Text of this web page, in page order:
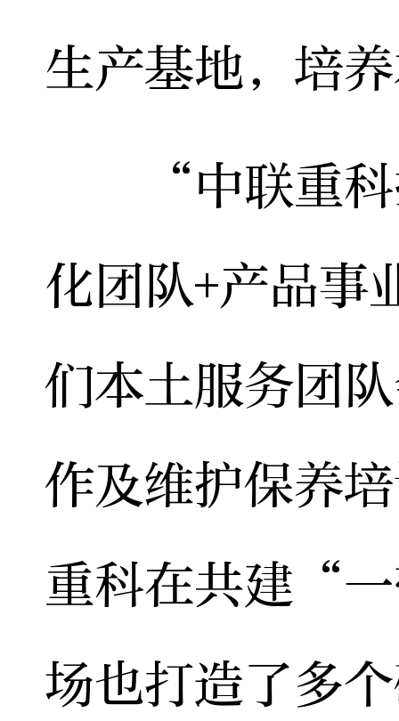
生产基地，培
“中联重科
化团队+产品
们本土服务团
作及维护保养
重科在共建“
场也打造了多